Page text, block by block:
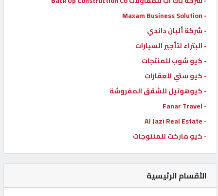
- Maxam Business Solution
- شركة ألبان داندي
- البتراء لتأجير السيارات
- كيو شوب للمنتجات
- كيو ستي للعقارات
- كيوهوتيل للشقق المفروشة
- Fanar Travel
- Al Jazi Real Estate
- كيو ماركت للمنتوجات
الأقسام الرئيسية